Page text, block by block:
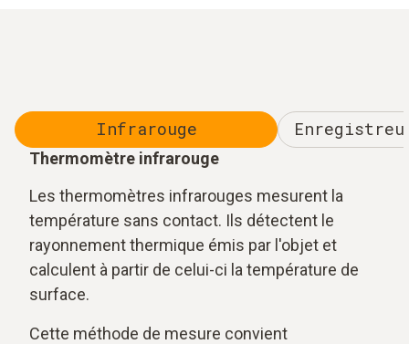
Infrarouge
Thermomètre infrarouge
Les thermomètres infrarouges mesurent la
température sans contact. Ils détectent le
rayonnement thermique émis par l'objet et
calculent à partir de celui-ci la température de
surface.
Cette méthode de mesure convient